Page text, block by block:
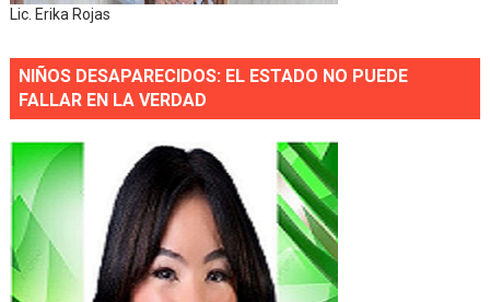
Lic. Erika Rojas
NIÑOS DESAPARECIDOS: EL ESTADO NO PUEDE
FALLAR EN LA VERDAD